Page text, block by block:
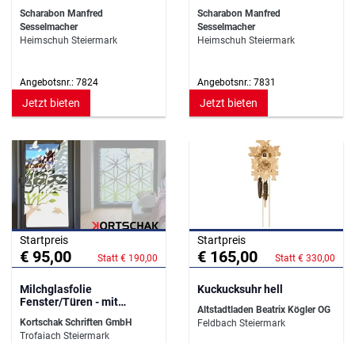
Scharabon Manfred
Sesselmacher
Heimschuh Steiermark
Angebotsnr.: 7824
Jetzt bieten
Scharabon Manfred
Sesselmacher
Heimschuh Steiermark
Angebotsnr.: 7831
Jetzt bieten
Startpreis
€ 95,00 Statt € 190,00
Milchglasfolie
Fenster/Türen - mit
Kortschak Schriften GmbH
Trofaiach Steiermark
Startpreis
€ 165,00 Statt € 330,00
Kuckucksuhr hell
Altstadtladen Beatrix Kögler OG
Feldbach Steiermark